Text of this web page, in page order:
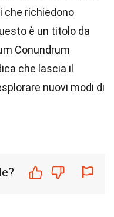
che richiedono
è un titolo da
Conundrum
che lascia il
nuovi modi di